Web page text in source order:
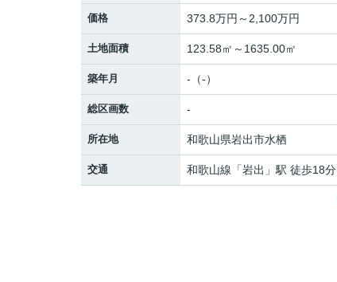
価格 373.8万円～2,100万円
土地面積 123.58㎡～1635.00㎡
築年月 -（-）
総区画数 -
所在地 和歌山県岩出市水栖
交通 和歌山線 「岩出 」駅 徒歩18分